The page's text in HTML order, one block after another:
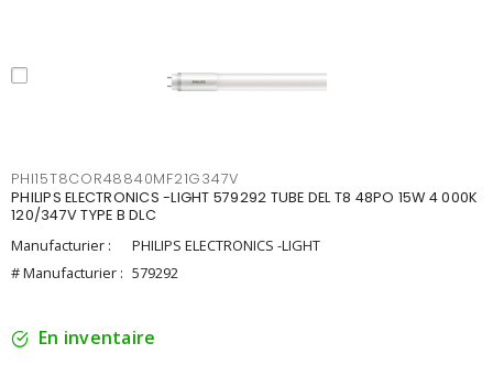
PHI15T8COR48840MF21G347V
PHILIPS ELECTRONICS -LIGHT 579292 TUBE DEL T8 48PO 15W 4 000K
120/347V TYPE B DLC
Manufacturier :
PHILIPS ELECTRONICS -LIGHT
# Manufacturier : 579292
En inventaire